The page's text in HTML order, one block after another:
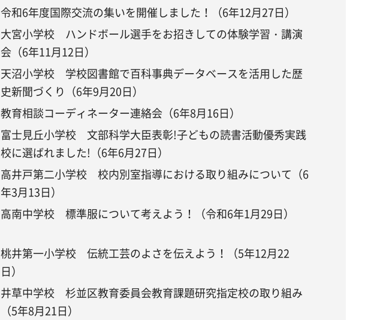
令和6年度国際交流の集いを開催しました！（6年12月27日）
大宮小学校 ハンドボール選手をお招きしての体験学習・講演
会（6年11月12日）
天沼小学校 学校図書館で百科事典データベースを活用した歴
史新聞づくり（6年9月20日）
教育相談コーディネーター連絡会（6年8月16日）
富士見丘小学校 文部科学大臣表彰!子どもの読書活動優秀実践
校に選ばれました!（6年6月27日）
高井戸第二小学校 校内別室指導における取り組みについて（6
年3月13日）
高南中学校 標準服について考えよう！（令和6年1月29日）
桃井第一小学校 伝統工芸のよさを伝えよう！（5年12月22
日）
井草中学校 杉並区教育委員会教育課題研究指定校の取り組み
（5年8月21日）